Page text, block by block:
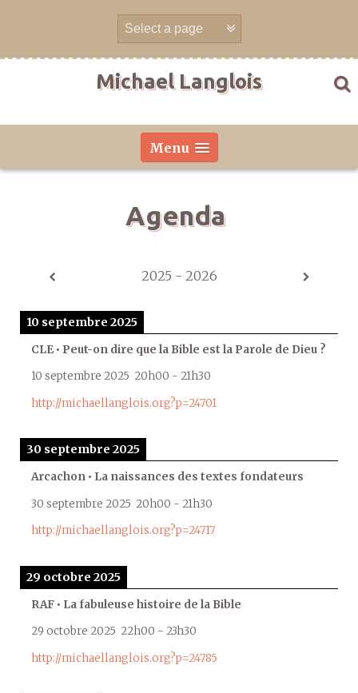
Michael Langlois
Menu
Agenda
2025 - 2026
10 septembre 2025
CLE • Peut-on dire que la Bible est la Parole de Dieu ?
10 septembre 2025 20h00 - 21h30
http://michaellanglois.org?p=24701
30 septembre 2025
Arcachon • La naissances des textes fondateurs
30 septembre 2025 20h00 - 21h30
http://michaellanglois.org?p=24717
29 octobre 2025
RAF • La fabuleuse histoire de la Bible
29 octobre 2025 22h00 - 23h30
http://michaellanglois.org?p=24785